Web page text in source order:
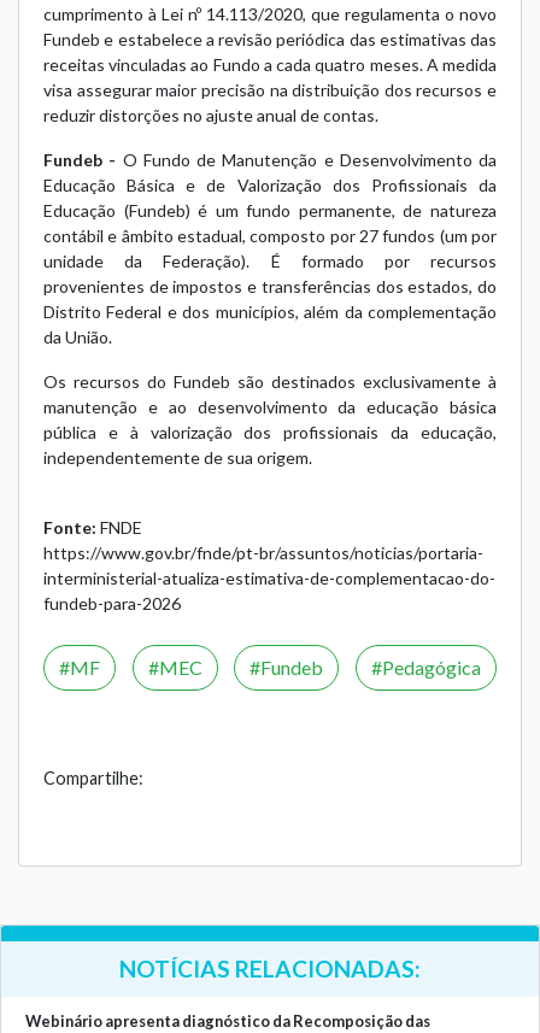
cumprimento à Lei nº 14.113/2020, que regulamenta o novo
Fundeb e estabelece a revisão periódica das estimativas das
receitas vinculadas ao Fundo a cada quatro meses. A medida
visa assegurar maior precisão na distribuição dos recursos e
reduzir distorções no ajuste anual de contas.
Fundeb - O Fundo de Manutenção e Desenvolvimento da
Educação Básica e de Valorização dos Profissionais da
Educação (Fundeb) é um fundo permanente, de natureza
contábil e âmbito estadual, composto por 27 fundos (um por
unidade da Federação). É formado por recursos
provenientes de impostos e transferências dos estados, do
Distrito Federal e dos municípios, além da complementação
da União.
Os recursos do Fundeb são destinados exclusivamente à
manutenção e ao desenvolvimento da educação básica
pública e à valorização dos profissionais da educação,
independentemente de sua origem.
Fonte: FNDE
https://www.gov.br/fnde/pt-br/assuntos/noticias/portaria-
interministerial-atualiza-estimativa-de-complementacao-do-
fundeb-para-2026
MF MEC Fundeb Pedagógica
Compartilhe:
NOTÍCIAS RELACIONADAS:
Webinário apresenta diagnóstico da Recomposição das